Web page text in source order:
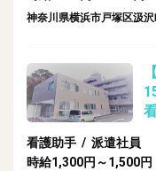
神奈川県横浜市戸塚区汲
看護助手 / 派遣社員
時給1,300円～1,500円